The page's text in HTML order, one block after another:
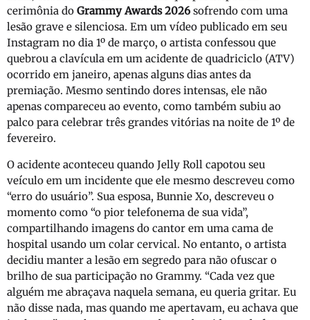
cerimônia do Grammy Awards 2026 sofrendo com uma
lesão grave e silenciosa. Em um vídeo publicado em seu
Instagram no dia 1º de março, o artista confessou que
quebrou a clavícula em um acidente de quadriciclo (ATV)
ocorrido em janeiro, apenas alguns dias antes da
premiação. Mesmo sentindo dores intensas, ele não
apenas compareceu ao evento, como também subiu ao
palco para celebrar três grandes vitórias na noite de 1º de
fevereiro.
O acidente aconteceu quando Jelly Roll capotou seu
veículo em um incidente que ele mesmo descreveu como
“erro do usuário”. Sua esposa, Bunnie Xo, descreveu o
momento como “o pior telefonema de sua vida”,
compartilhando imagens do cantor em uma cama de
hospital usando um colar cervical. No entanto, o artista
decidiu manter a lesão em segredo para não ofuscar o
brilho de sua participação no Grammy. “Cada vez que
alguém me abraçava naquela semana, eu queria gritar. Eu
não disse nada, mas quando me apertavam, eu achava que